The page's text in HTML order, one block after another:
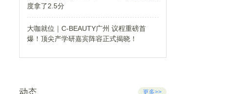
度拿了2.5分
大咖就位｜C-BEAUTY广州 议程重磅首
爆！顶尖产学研嘉宾阵容正式揭晓！
动态 更多>>